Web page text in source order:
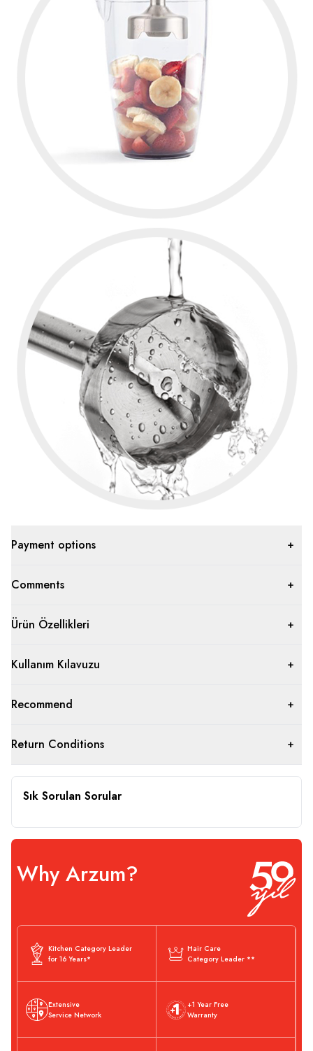
Payment options
Comments
Ürün Özellikleri
Kullanım Kılavuzu
Recommend
Return Conditions
Sık Sorulan Sorular
Why Arzum?
Kitchen Category Leader
for 16 Years*
Hair Care
Category Leader **
Extensive
Service Network
+1 Year Free
Warranty